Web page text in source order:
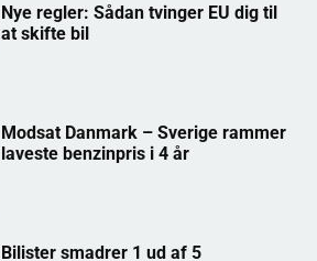
Nye regler: Sådan tvinger EU dig til
at skifte bil
Modsat Danmark – Sverige rammer
laveste benzinpris i 4 år
Bilister smadrer 1 ud af 5